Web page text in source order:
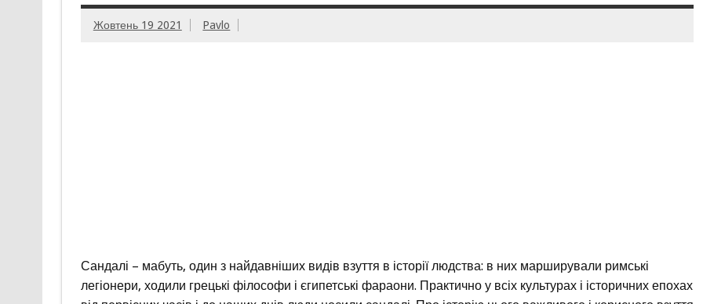
Жовтень 19 2021 Pavlo
Сандалі – мабуть, один з найдавніших видів взуття в історії людства: в них марширували римські
легіонери, ходили грецькі філософи і єгипетські фараони. Практично у всіх культурах і історичних епохах